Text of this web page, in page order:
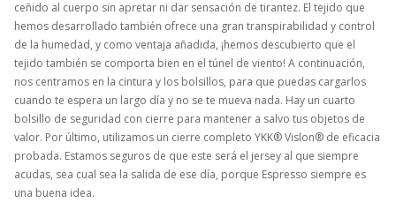
ceñido al cuerpo sin apretar ni dar sensación de tirantez. El tejido que
hemos desarrollado también ofrece una gran transpirabilidad y control
de la humedad, y como ventaja añadida, ¡hemos descubierto que el
tejido también se comporta bien en el túnel de viento! A continuación,
nos centramos en la cintura y los bolsillos, para que puedas cargarlos
cuando te espera un largo día y no se te mueva nada. Hay un cuarto
bolsillo de seguridad con cierre para mantener a salvo tus objetos de
valor. Por último, utilizamos un cierre completo YKK® Vislon® de eficacia
probada. Estamos seguros de que este será el jersey al que siempre
acudas, sea cual sea la salida de ese día, porque Espresso siempre es
una buena idea.